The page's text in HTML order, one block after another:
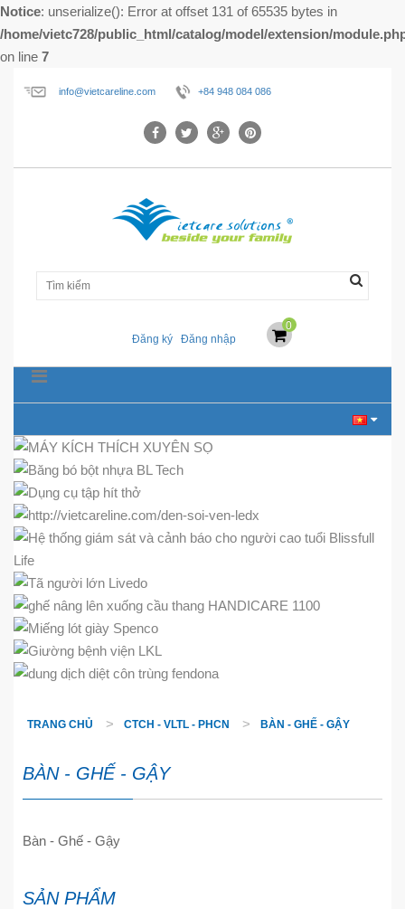
Notice: unserialize(): Error at offset 131 of 65535 bytes in
/home/vietc728/public_html/catalog/model/extension/
on line 7
info@vietcareline.com +84 948 084 086
Đăng ký Đăng nhập
0
TRANG CHỦ CTCH - VLTL - PHCN BÀN - GHẾ - GẬY
BÀN - GHẾ - GẬY
Bàn - Ghế - Gậy
SẢN PHẨM